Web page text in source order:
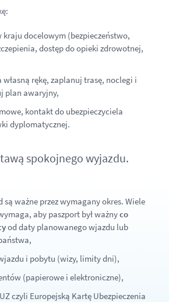
kraju docelowym (bezpieczeństwo,
dostęp do opieki zdrowotnej,
własną rękę, zaplanuj trasę, noclegi i
plan awaryjny,
kontakt do ubezpieczyciela
dyplomatycznej.
spokojnego wyjazdu.
ważne przez wymagany okres. Wiele
aby paszport był ważnyco
od daty planowanego wjazdu lub
i pobytu (wizy, limity dni),
(papierowe i elektroniczne),
czyli Europejską Kartę Ubezpieczenia